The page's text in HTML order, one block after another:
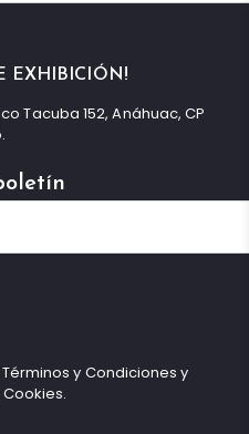
EXHIBICIÓN!
Tacuba 152, Anáhuac, CP
y Condiciones y